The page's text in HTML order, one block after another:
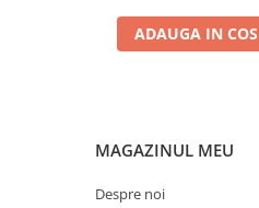
ADAUGA IN COS
MAGAZINUL MEU
Despre noi